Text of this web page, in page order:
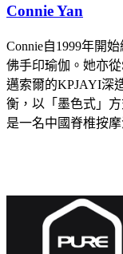
Connie Yan
Connie自1999年開
佛手印瑜伽。她亦
邁索爾的KPJAYI深
衡，以「墨色式」
是一名中國脊椎按摩